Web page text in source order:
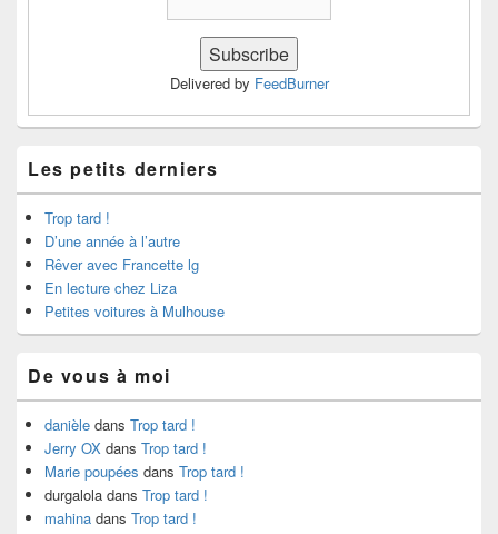
Delivered by FeedBurner
Les petits derniers
Trop tard !
D’une année à l’autre
Rêver avec Francette lg
En lecture chez Liza
Petites voitures à Mulhouse
De vous à moi
danièle dans Trop tard !
Jerry OX dans Trop tard !
Marie poupées dans Trop tard !
durgalola dans Trop tard !
mahina dans Trop tard !